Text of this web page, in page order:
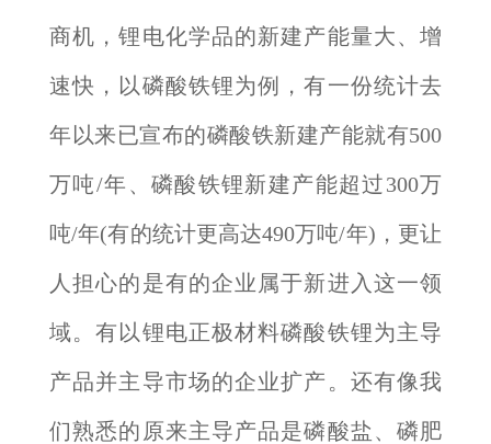
商机，锂电化学品的新建产能量大、增
速快，以磷酸铁锂为例，有一份统计去
年以来已宣布的磷酸铁新建产能就有500
万吨/年、磷酸铁锂新建产能超过300万
吨/年(有的统计更高达490万吨/年)，更让
人担心的是有的企业属于新进入这一领
域。有以锂电正极材料磷酸铁锂为主导
产品并主导市场的企业扩产。还有像我
们熟悉的原来主导产品是磷酸盐、磷肥